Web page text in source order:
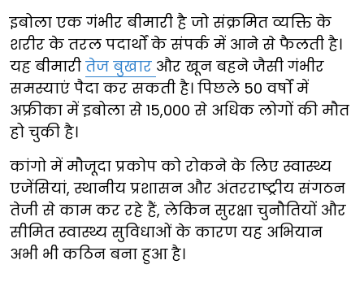
इबोला एक गंभीर बीमारी है जो संक्रमित व्यक्ति के
शरीर के तरल पदार्थों के संपर्क में आने से फैलती है।
यह बीमारी तेज बुखार और खून बहने जैसी गंभीर
समस्याएं पैदा कर सकती है। पिछले 50 वर्षों में
अफ्रीका में इबोला से 15,000 से अधिक लोगों की मौत
हो चुकी है।
कांगो में मौजूदा प्रकोप को रोकने के लिए स्वास्थ्य
एजेंसियां, स्थानीय प्रशासन और अंतरराष्ट्रीय संगठन
तेजी से काम कर रहे हैं, लेकिन सुरक्षा चुनौतियों और
सीमित स्वास्थ्य सुविधाओं के कारण यह अभियान
अभी भी कठिन बना हुआ है।